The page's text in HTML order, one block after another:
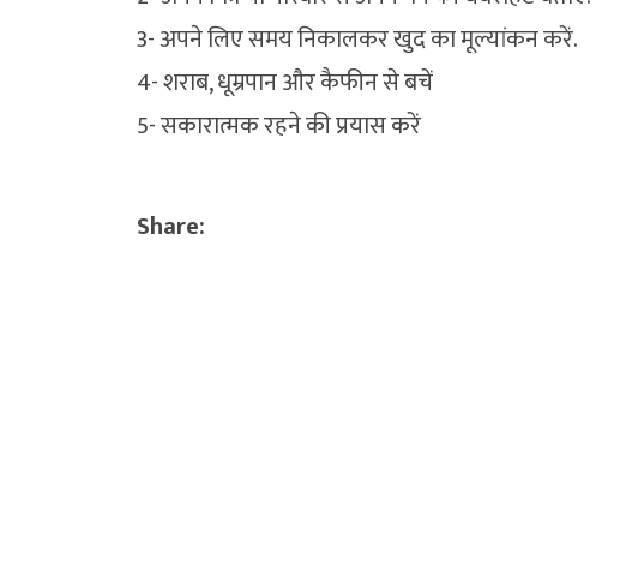
3- अपने लिए समय निकालकर खुद का मूल्यांकन करें.
4- शराब, धूम्रपान और कैफीन से बचें
5- सकारात्मक रहने की प्रयास करें
Share: